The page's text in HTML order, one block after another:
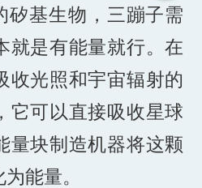
矽基生物，三蹦子需
就是有能量就行。在
收光照和宇宙辐射的
它可以直接吸收星球
量块制造机器将这颗
能量。